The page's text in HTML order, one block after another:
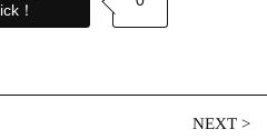
！
NEXT>